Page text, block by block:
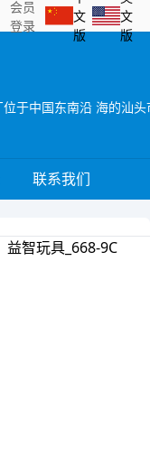
会员
登录
文
版
文
版
联系我们